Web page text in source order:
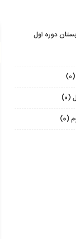
دوره اول
(0)